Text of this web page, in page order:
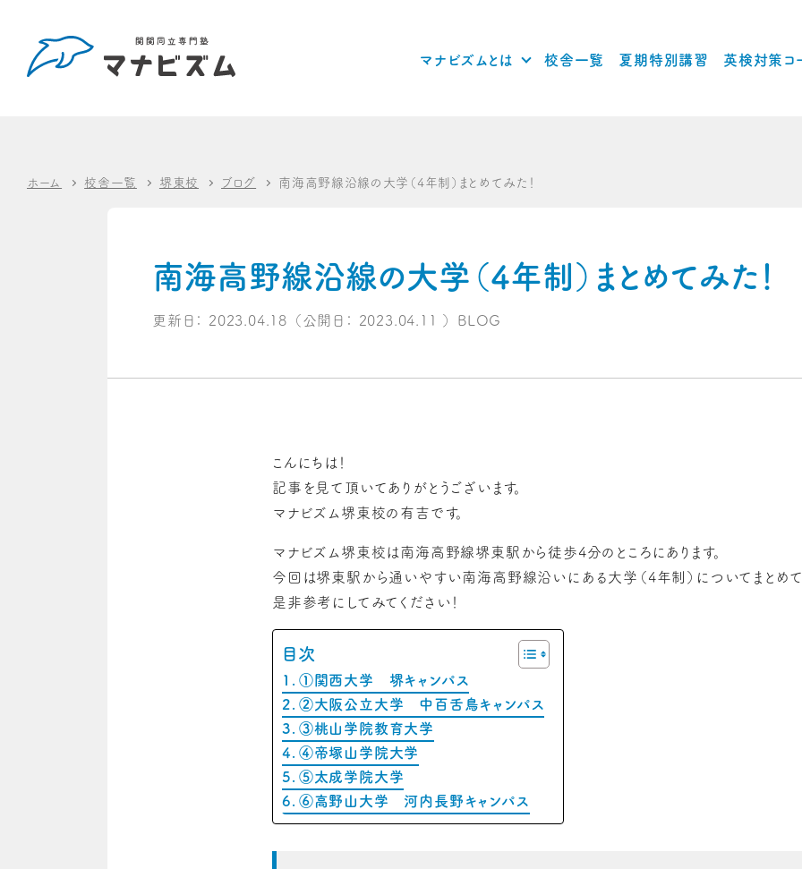
マナビズムとは 校舎一覧 夏期特別講習 英検対策コ
ホーム 校舎一覧 堺東校 ブログ 南海高野線沿線の大学（4年制）まとめてみた！
南海高野線沿線の大学（4年制）まとめてみた！
更新日： 2023.04.18 （公開日： 2023.04.11 ） BLOG
こんにちは！
記事を見て頂いてありがとうございます。
マナビズム堺東校の有吉です。
マナビズム堺東校は南海高野線堺東駅から徒歩4分のところにあります。
今回は堺東駅から通いやすい南海高野線沿いにある大学（4年制）についてまとめて
是非参考にしてみてください！
目次
①関西大学 堺キャンパス
②大阪公立大学 中百舌鳥キャンパス
③桃山学院教育大学
④帝塚山学院大学
⑤太成学院大学
⑥高野山大学 河内長野キャンパス